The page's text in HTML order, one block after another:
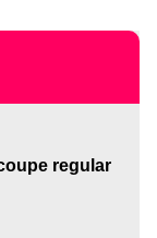
regular